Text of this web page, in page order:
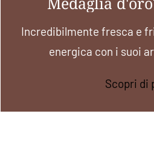
Incredibilmente fresca e
energica con i suoi
Scopri di